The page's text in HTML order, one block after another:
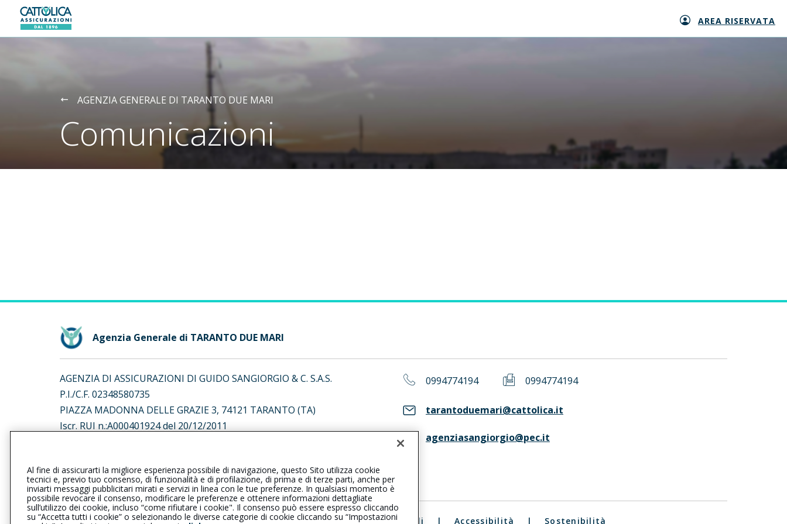
Generali logo AREA RISERVATA
AGENZIA GENERALE DI TARANTO DUE MARI
Comunicazioni
Agenzia Generale di TARANTO DUE MARI
AGENZIA DI ASSICURAZIONI DI GUIDO SANGIORGIO & C. S.A.S.
P.I./C.F. 02348580735
PIAZZA MADONNA DELLE GRAZIE 3, 74121 TARANTO (TA)
Iscr. RUI n.:A000401924 del 20/12/2011
al seguentelink
0994774194 0994774194
tarantoduemari@cattolica.it
agenziasangiorgio@pec.it
Privacy | Cookie | Il Gruppo Generali | Reclami | Note legali | Accessibilità | Sostenibilità
Al fine di assicurarti la migliore esperienza possibile di navigazione, questo Sito utilizza cookie
tecnici e, previo tuo consenso, di funzionalità e di profilazione, di prima e di terze parti, anche per
inviarti messaggi pubblicitari mirati e servizi in linea con le tue preferenze. In qualsiasi momento è
possibile revocare il consenso, modificare le preferenze e ottenere informazioni dettagliate
sull’utilizzo dei cookie, incluso “come rifiutare i cookie". Il consenso può essere espresso cliccando
su “Accetta tutti i cookie” o selezionando le diverse categorie di cookie cliccando su “Impostazioni